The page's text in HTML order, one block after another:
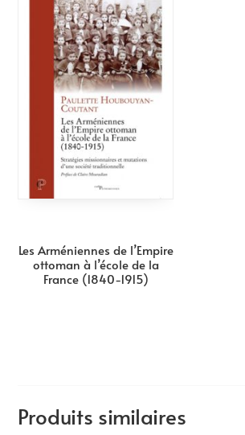
Les Arméniennes de l’Empire
ottoman à l’école de la
France (1840-1915)
Produits similaires